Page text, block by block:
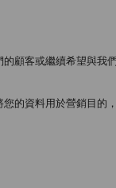
顧客或繼續希望與我
的資料用於營銷目的